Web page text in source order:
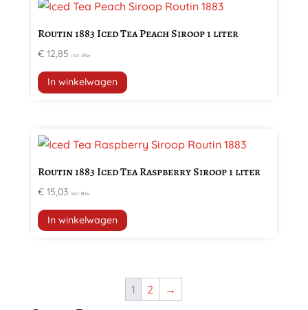
Routin 1883 Iced Tea Peach Siroop 1 liter
€12,85 incl. Btw
In winkelwagen
Routin 1883 Iced Tea Raspberry Siroop 1 liter
€15,03 incl. Btw
In winkelwagen
1 2 →